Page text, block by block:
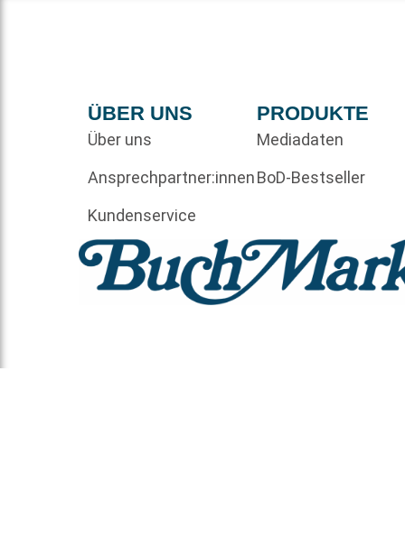
ÜBER UNS
Über uns
Ansprechpartner:innen
Kundenservice
PRODUKTE
Mediadaten
BoD-Bestseller